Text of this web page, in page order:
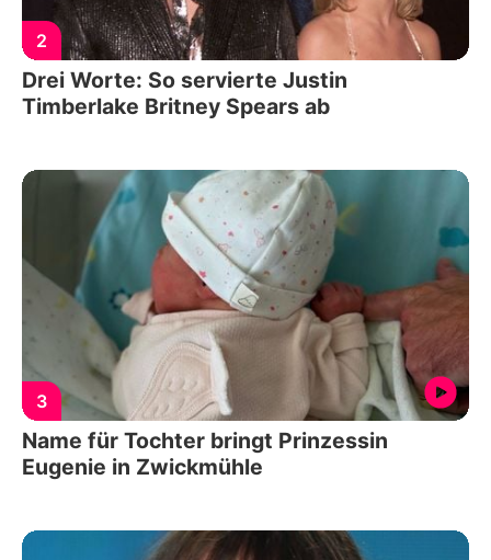
2
Drei Worte: So servierte Justin
Timberlake Britney Spears ab
3
Name für Tochter bringt Prinzessin
Eugenie in Zwickmühle